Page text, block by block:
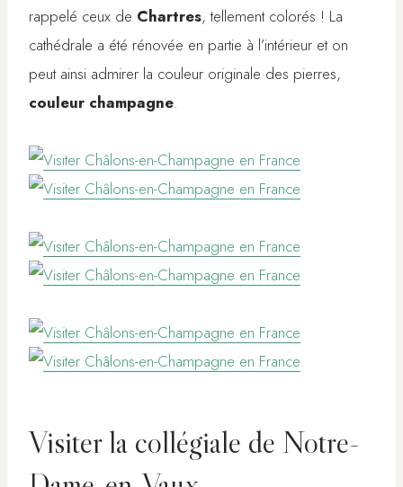
rappelé ceux de Chartres, tellement colorés ! La
cathédrale a été rénovée en partie à l’intérieur et on
peut ainsi admirer la couleur originale des pierres,
couleur champagne.
Visiter la collégiale de Notre-